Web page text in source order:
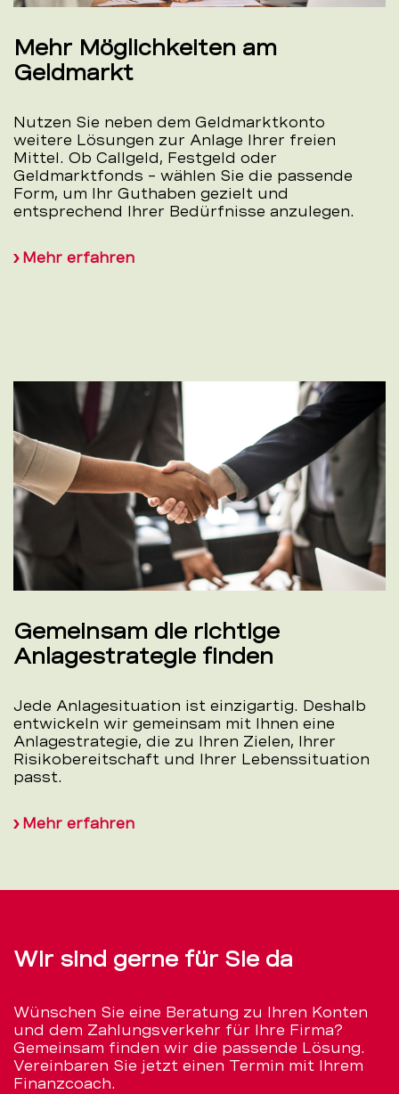
Mehr Möglichkeiten am
Geldmarkt
Nutzen Sie neben dem Geldmarktkonto
weitere Lösungen zur Anlage Ihrer freien
Mittel. Ob Callgeld, Festgeld oder
Geldmarktfonds – wählen Sie die passende
Form, um Ihr Guthaben gezielt und
entsprechend Ihrer Bedürfnisse anzulegen.
Mehr erfahren
Gemeinsam die richtige
Anlagestrategie finden
Jede Anlagesituation ist einzigartig. Deshalb
entwickeln wir gemeinsam mit Ihnen eine
Anlagestrategie, die zu Ihren Zielen, Ihrer
Risikobereitschaft und Ihrer Lebenssituation
passt.
Mehr erfahren
Wir sind gerne für Sie da
Wünschen Sie eine Beratung zu Ihren Konten
und dem Zahlungsverkehr für Ihre Firma?
Gemeinsam finden wir die passende Lösung.
Vereinbaren Sie jetzt einen Termin mit Ihrem
Finanzcoach.